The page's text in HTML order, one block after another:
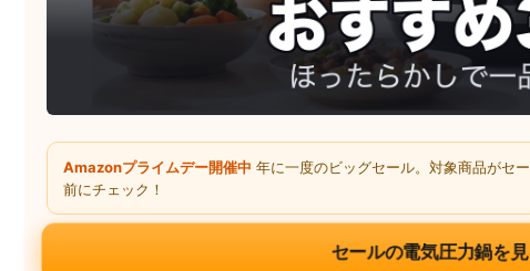
Amazonプライムデー開催中 年に一度のビッグセール。対象商品がセ
前にチェック！
セールの電気圧力鍋を